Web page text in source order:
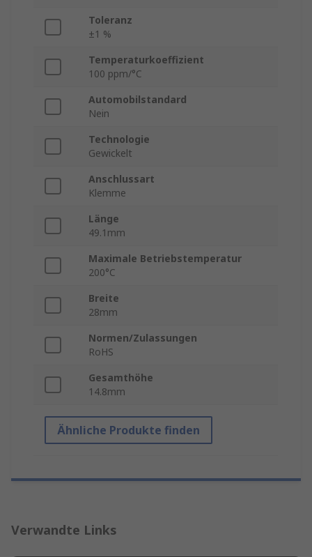
Toleranz
±1 %
Temperaturkoeffizient
100 ppm/°C
Automobilstandard
Nein
Technologie
Gewickelt
Anschlussart
Klemme
Länge
49.1mm
Maximale Betriebstemperatur
200°C
Breite
28mm
Normen/Zulassungen
RoHS
Gesamthöhe
14.8mm
Ähnliche Produkte finden
Verwandte Links